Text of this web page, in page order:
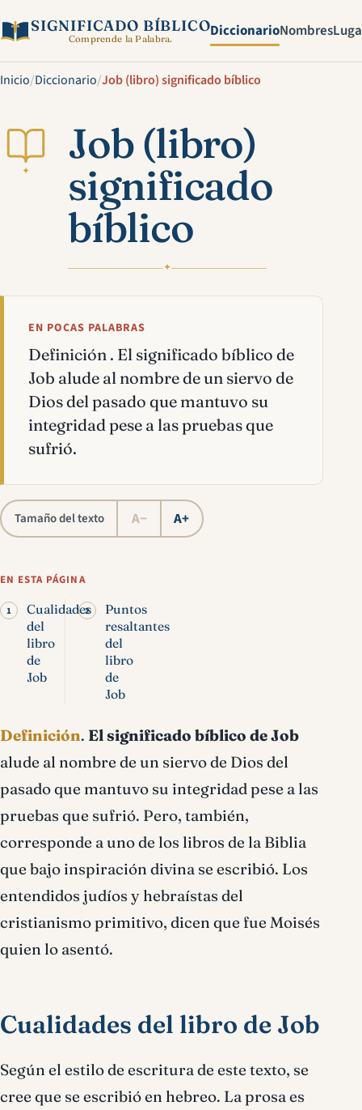
SIGNIFICADO BÍBLICO
Comprende la Palabra. DiccionarioNombres
Inicio/Diccionario/Job (libro) significado bíblico
✦
Job (libro)
significado
bíblico
✦
EN POCAS PALABRAS
Definición . El significado bíblico de
Job alude al nombre de un siervo de
Dios del pasado que mantuvo su
integridad pese a las pruebas que
sufrió.
Tamaño del texto A− A+
EN ESTA PÁGINA
Cualidades
del
libro
de
Job
Puntos
resaltantes
del
libro
de
Job
Definición. El significado bíblico de Job
alude al nombre de un siervo de Dios del
pasado que mantuvo su integridad pese a las
pruebas que sufrió. Pero, también,
corresponde a uno de los libros de la Biblia
que bajo inspiración divina se escribió. Los
entendidos judíos y hebraístas del
cristianismo primitivo, dicen que fue Moisés
quien lo asentó.
Cualidades del libro de Job
Según el estilo de escritura de este texto, se
cree que se escribió en hebreo. La prosa es